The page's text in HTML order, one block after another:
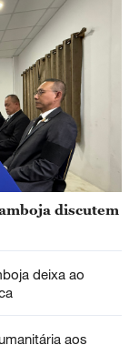
discutem
deixa ao
aos